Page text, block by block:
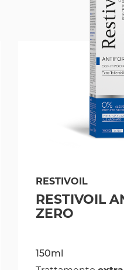
RESTIVOIL
RESTIVOIL
ZERO
150ml